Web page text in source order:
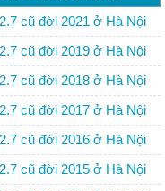
cũ đời 2021 ở Hà Nội
cũ đời 2019 ở Hà Nội
cũ đời 2018 ở Hà Nội
cũ đời 2017 ở Hà Nội
cũ đời 2016 ở Hà Nội
cũ đời 2015 ở Hà Nội